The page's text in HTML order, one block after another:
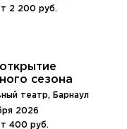
2 200 руб.
сезона
театр, Барнаул
2026
400 руб.